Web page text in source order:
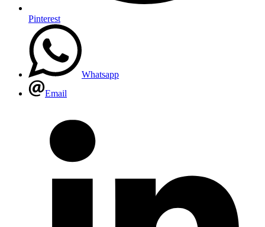
Pinterest
Whatsapp
Email